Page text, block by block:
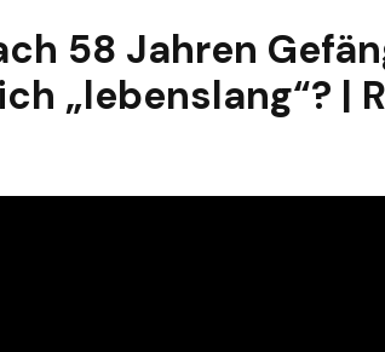
58 Jahren
„lebenslang“? |